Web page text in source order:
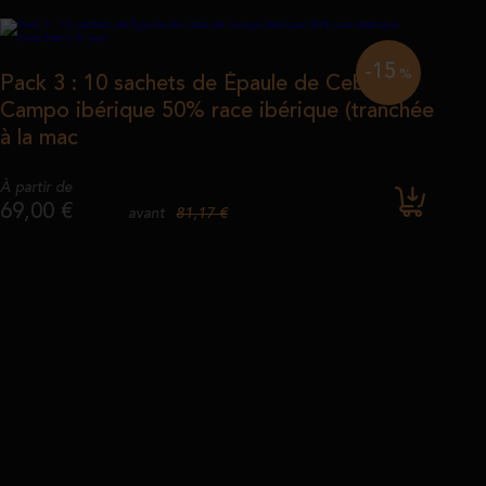
Pack 3 : 10 sachets de Épaule de Cebo de
Campo ibérique 50% race ibérique (tranchée
à la mac
À partir de
69,00 € avant 81,17 €
-15 %